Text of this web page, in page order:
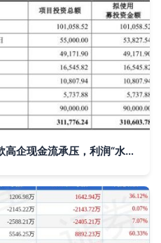
电气风电负债243亿应收账款高企现金流承压，利润“水分”依赖税收优惠与补助